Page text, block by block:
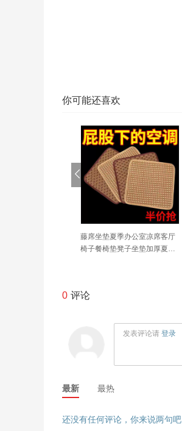
你可能还喜欢
藤席坐垫夏季办公室凉席客厅
椅子餐椅垫凳子坐垫加厚夏天
0 评论
发表评论请 登录
最新 最热
还没有任何评论，你来说两句吧